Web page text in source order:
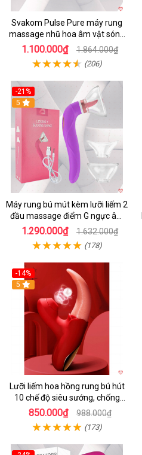
Svakom Pulse Pure máy rung
massage nhũ hoa âm vật sóng
âm
1.100.000₫ 1.864.000₫
(206)
-21%
5
Máy rung bú mút kèm lưỡi liếm 2
đầu massage điểm G ngực âm
đạo
1.290.000₫ 1.632.000₫
(178)
-14%
5
Lưỡi liếm hoa hồng rung bú hút
10 chế độ siêu sướng, chống
nước
850.000₫ 988.000₫
(173)